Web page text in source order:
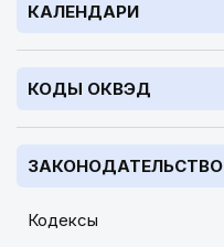
КАЛЕНДАРИ
КОДЫ ОКВЭД
ЗАКОНОДАТЕЛЬСТВО
Кодексы